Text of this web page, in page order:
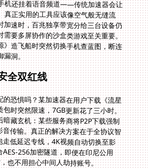
漏洞。
全双红线
的恐惧吗？某加速器在用户下载《流星
包时突然限速，7GB更新花了三小时。
暗藏玄机：某些服务商将P2P下载强制
音传输。真正的解决方案在于全协议智
低延迟专线，4K视频自动切换至影
AES-256加密隧道，即便在印尼公用
也不用担心中间人劫持账号。